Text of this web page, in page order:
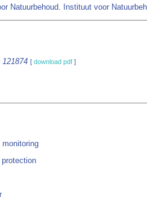
Natuurbehoud. Instituut voor
[ download pdf ]
monitoring